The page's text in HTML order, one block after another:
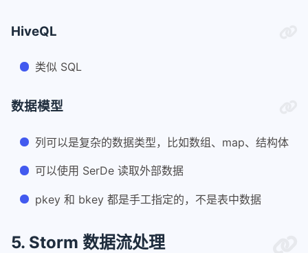
HiveQL
类似 SQL
数据模型
列可以是复杂的数据类型，比如数组、map、结构体
可以使用 SerDe 读取外部数据
pkey 和 bkey 都是手工指定的，不是表中数据
5. Storm 数据流处理